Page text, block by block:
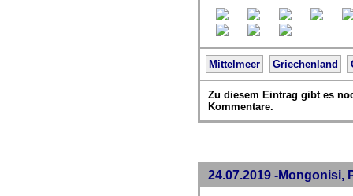
Mittelmeer Griechenland
Zu diesem Eintrag gibt es
Kommentare.
24.07.2019 -Mongonisi,